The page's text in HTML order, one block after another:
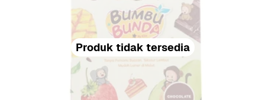
Produk tidak tersedia